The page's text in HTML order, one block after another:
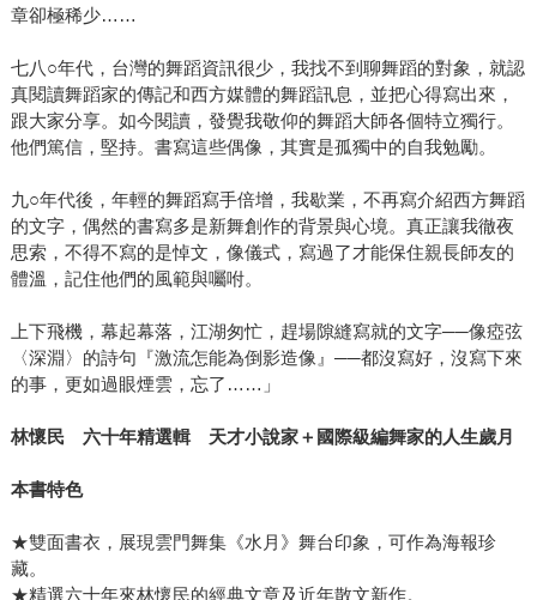
章卻極稀少……
七八○年代，台灣的舞蹈資訊很少，我找不到聊舞蹈的對象，就認
真閱讀舞蹈家的傳記和西方媒體的舞蹈訊息，並把心得寫出來，
跟大家分享。如今閱讀，發覺我敬仰的舞蹈大師各個特立獨行。
他們篤信，堅持。書寫這些偶像，其實是孤獨中的自我勉勵。
九○年代後，年輕的舞蹈寫手倍增，我歇業，不再寫介紹西方舞蹈
的文字，偶然的書寫多是新舞創作的背景與心境。真正讓我徹夜
思索，不得不寫的是悼文，像儀式，寫過了才能保住親長師友的
體溫，記住他們的風範與囑咐。
上下飛機，幕起幕落，江湖匆忙，趕場隙縫寫就的文字──像瘂弦
〈深淵〉的詩句『激流怎能為倒影造像』──都沒寫好，沒寫下來
的事，更如過眼煙雲，忘了……」
林懷民 六十年精選輯 天才小說家＋國際級編舞家的人生歲月
本書特色
★雙面書衣，展現雲門舞集《水月》舞台印象，可作為海報珍
藏。
★精選六十年來林懷民的經典文章及近年散文新作。